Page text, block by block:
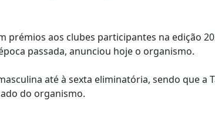
prémios aos clubes participantes na edição
passada, anunciou hoje o organismo.
até à sexta eliminatória, sendo que a
do organismo.